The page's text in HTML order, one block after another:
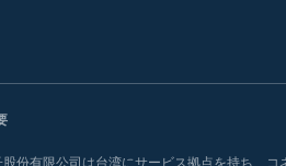
股份有限公司は台湾にサービス拠点を持ち、